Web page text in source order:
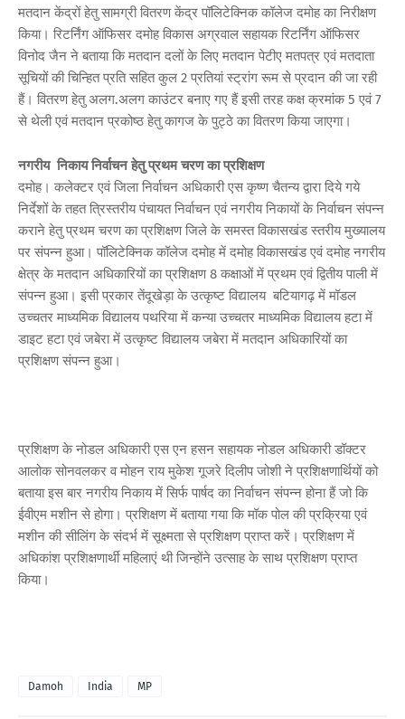
मतदान केंद्रों हेतु सामग्री वितरण केंद्र पॉलिटेक्निक कॉलेज दमोह का निरीक्षण
किया। रिटर्निंग ऑफिसर दमोह विकास अग्रवाल सहायक रिटर्निंग ऑफिसर
विनोद जैन ने बताया कि मतदान दलों के लिए मतदान पेटीए मतपत्र एवं मतदाता
सूचियों की चिन्हित प्रति सहित कुल 2 प्रतियां स्ट्रांग रूम से प्रदान की जा रही
हैं। वितरण हेतु अलग.अलग काउंटर बनाए गए हैं इसी तरह कक्ष क्रमांक 5 एवं 7
से थेली एवं मतदान प्रकोष्ठ हेतु कागज के पुट्ठे का वितरण किया जाएगा।
नगरीय निकाय निर्वाचन हेतु प्रथम चरण का प्रशिक्षण
दमोह। कलेक्टर एवं जिला निर्वाचन अधिकारी एस कृष्ण चैतन्य द्वारा दिये गये
निर्देशों के तहत त्रिस्तरीय पंचायत निर्वाचन एवं नगरीय निकायों के निर्वाचन संपन्न
कराने हेतु प्रथम चरण का प्रशिक्षण जिले के समस्त विकासखंड स्तरीय मुख्यालय
पर संपन्न हुआ। पॉलिटेक्निक कॉलेज दमोह में दमोह विकासखंड एवं दमोह नगरीय
क्षेत्र के मतदान अधिकारियों का प्रशिक्षण 8 कक्षाओं में प्रथम एवं द्वितीय पाली में
संपन्न हुआ। इसी प्रकार तेंदूखेड़ा के उत्कृष्ट विद्यालय बटियागढ़ में मॉडल
उच्चतर माध्यमिक विद्यालय पथरिया में कन्या उच्चतर माध्यमिक विद्यालय हटा में
डाइट हटा एवं जबेरा में उत्कृष्ट विद्यालय जबेरा में मतदान अधिकारियों का
प्रशिक्षण संपन्न हुआ।
प्रशिक्षण के नोडल अधिकारी एस एन हसन सहायक नोडल अधिकारी डॉक्टर
आलोक सोनवलकर व मोहन राय मुकेश गूजरे दिलीप जोशी ने प्रशिक्षणार्थियों को
बताया इस बार नगरीय निकाय में सिर्फ पार्षद का निर्वाचन संपन्न होना हैं जो कि
ईवीएम मशीन से होगा। प्रशिक्षण में बताया गया कि मॉक पोल की प्रक्रिया एवं
मशीन की सीलिंग के संदर्भ में सूक्ष्मता से प्रशिक्षण प्राप्त करें। प्रशिक्षण में
अधिकांश प्रशिक्षणार्थी महिलाएं थी जिन्होंने उत्साह के साथ प्रशिक्षण प्राप्त
किया।
Damoh India MP